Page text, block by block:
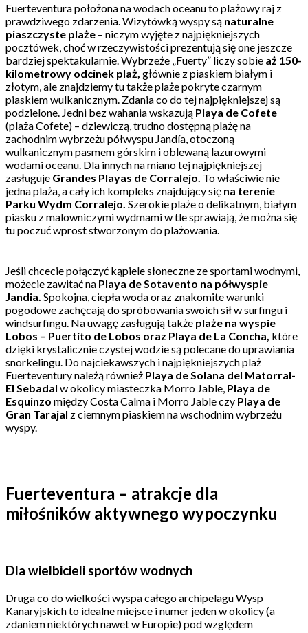
Fuerteventura położona na wodach oceanu to plażowy raj z
prawdziwego zdarzenia. Wizytówką wyspy są naturalne
piaszczyste plaże – niczym wyjęte z najpiękniejszych
pocztówek, choć w rzeczywistości prezentują się one jeszcze
bardziej spektakularnie. Wybrzeże „Fuerty” liczy sobie aż 150-
kilometrowy odcinek plaż, głównie z piaskiem białym i
złotym, ale znajdziemy tu także plaże pokryte czarnym
piaskiem wulkanicznym. Zdania co do tej najpiękniejszej są
podzielone. Jedni bez wahania wskazują Playa de Cofete
(plaża Cofete) – dziewiczą, trudno dostępną plażę na
zachodnim wybrzeżu półwyspu Jandía, otoczoną
wulkanicznym pasmem górskim i oblewaną lazurowymi
wodami oceanu. Dla innych na miano tej najpiękniejszej
zasługuje Grandes Playas de Corralejo. To właściwie nie
jedna plaża, a cały ich kompleks znajdujący się na terenie
Parku Wydm Corralejo. Szerokie plaże o delikatnym, białym
piasku z malowniczymi wydmami w tle sprawiają, że można się
tu poczuć wprost stworzonym do plażowania.
Jeśli chcecie połączyć kąpiele słoneczne ze sportami wodnymi,
możecie zawitać na Playa de Sotavento na półwyspie
Jandia. Spokojna, ciepła woda oraz znakomite warunki
pogodowe zachęcają do spróbowania swoich sił w surfingu i
windsurfingu. Na uwagę zasługują także plaże na wyspie
Lobos – Puertito de Lobos oraz Playa de La Concha, które
dzięki krystalicznie czystej wodzie są polecane do uprawiania
snorkelingu. Do najciekawszych i najpiękniejszych plaż
Fuerteventury należą również Playa de Solana del Matorral-
El Sebadal w okolicy miasteczka Morro Jable, Playa de
Esquinzo między Costa Calma i Morro Jable czy Playa de
Gran Tarajal z ciemnym piaskiem na wschodnim wybrzeżu
wyspy.
Fuerteventura – atrakcje dla
miłośników aktywnego wypoczynku
Dla wielbicieli sportów wodnych
Druga co do wielkości wyspa całego archipelagu Wysp
Kanaryjskich to idealne miejsce i numer jeden w okolicy (a
zdaniem niektórych nawet w Europie) pod względem